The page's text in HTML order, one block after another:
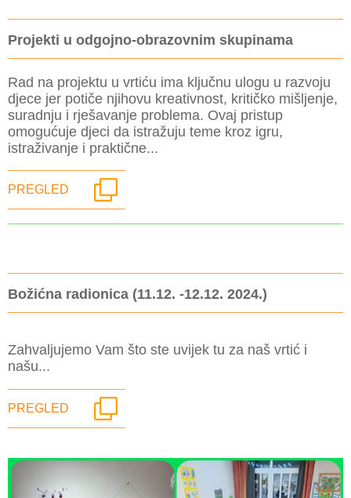
Projekti u odgojno-obrazovnim skupinama
Rad na projektu u vrtiću ima ključnu ulogu u razvoju
djece jer potiče njihovu kreativnost, kritičko mišljenje,
suradnju i rješavanje problema. Ovaj pristup
omogućuje djeci da istražuju teme kroz igru,
istraživanje i praktične...
PREGLED
Božićna radionica (11.12. -12.12. 2024.)
Zahvaljujemo Vam što ste uvijek tu za naš vrtić i
našu...
PREGLED